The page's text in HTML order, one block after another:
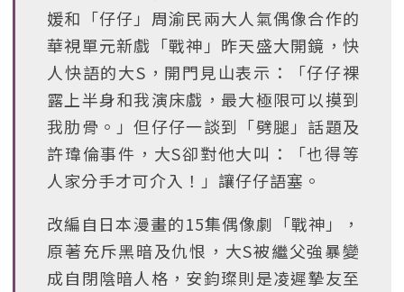
媛和「仔仔」周渝民兩大人氣偶像合作的
華視單元新戲「戰神」昨天盛大開鏡，快
人快語的大S，開門見山表示：「仔仔裸
露上半身和我演床戲，最大極限可以摸到
我肋骨。」但仔仔一談到「劈腿」話題及
許瑋倫事件，大S卻對他大叫：「也得等
人家分手才可介入！」讓仔仔語塞。
改編自日本漫畫的15集偶像劇「戰神」，
原著充斥黑暗及仇恨，大S被繼父強暴變
成自閉陰暗人格，安鈞璨則是凌遲摯友至